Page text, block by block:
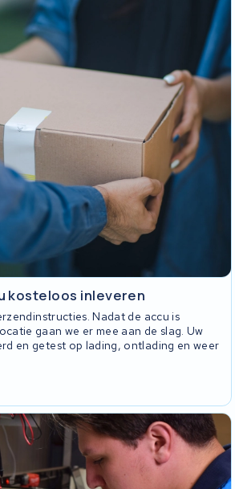
kosteloos inleveren
Nadat de accu is
gaan we er mee aan de slag. Uw
en getest op lading, ontlading en weer